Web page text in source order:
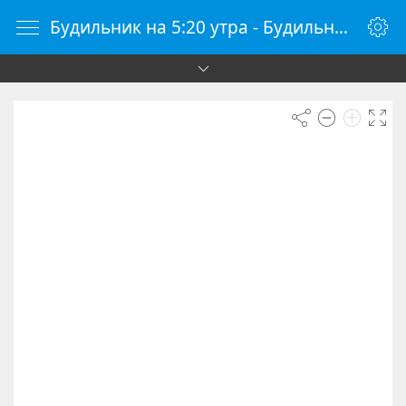
Будильник на 5:20 утра - Будильник онлайн - Будилки.ру